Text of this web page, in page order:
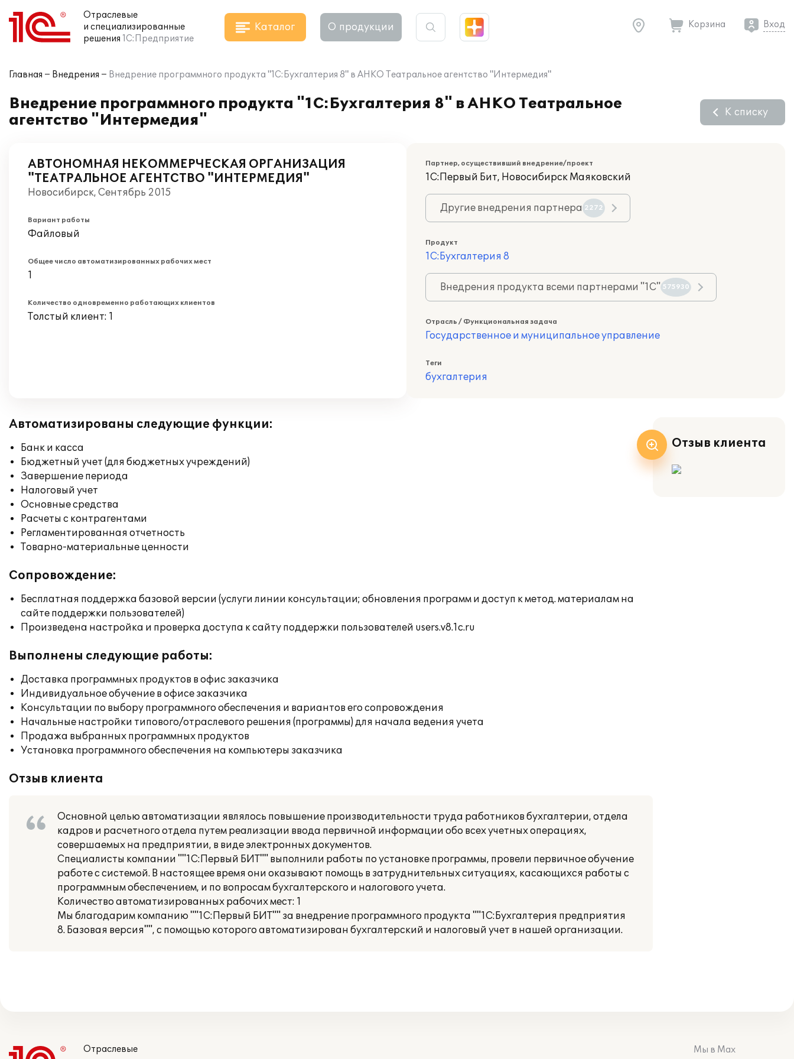
Отраслевые
и специализированные
решения 1С:Предприятие
Каталог О продукции Корзина Вход
Главная Внедрения Внедрение программного продукта "1С:Бухгалтерия 8" в АНКО Театральное агентство "Интермедия"
Внедрение программного продукта "1С:Бухгалтерия 8" в АНКО Театральное
агентство "Интермедия"
К списку
АВТОНОМНАЯ НЕКОММЕРЧЕСКАЯ ОРГАНИЗАЦИЯ
"ТЕАТРАЛЬНОЕ АГЕНТСТВО "ИНТЕРМЕДИЯ"
Новосибирск, Сентябрь 2015
Вариант работы
Файловый
Общее число автоматизированных рабочих мест
1
Количество одновременно работающих клиентов
Толстый клиент: 1
Партнер, осуществивший внедрение/проект
1С:Первый Бит, Новосибирск Маяковский
Другие внедрения партнера 2272
Продукт
1С:Бухгалтерия 8
Внедрения продукта всеми партнерами "1С" 575930
Отрасль / Функциональная задача
Государственное и муниципальное управление
Теги
бухгалтерия
Автоматизированы следующие функции:
Банк и касса
Бюджетный учет (для бюджетных учреждений)
Завершение периода
Налоговый учет
Основные средства
Расчеты с контрагентами
Регламентированная отчетность
Товарно-материальные ценности
Сопровождение:
Бесплатная поддержка базовой версии (услуги линии консультации; обновления программ и доступ к метод. материалам на
сайте поддержки пользователей)
Произведена настройка и проверка доступа к сайту поддержки пользователей users.v8.1c.ru
Выполнены следующие работы:
Доставка программных продуктов в офис заказчика
Индивидуальное обучение в офисе заказчика
Консультации по выбору программного обеспечения и вариантов его сопровождения
Начальные настройки типового/отраслевого решения (программы) для начала ведения учета
Продажа выбранных программных продуктов
Установка программного обеспечения на компьютеры заказчика
Отзыв клиента
Основной целью автоматизации являлось повышение производительности труда работников бухгалтерии, отдела
кадров и расчетного отдела путем реализации ввода первичной информации обо всех учетных операциях,
совершаемых на предприятии, в виде электронных документов.
Специалисты компании ""1С:Первый БИТ"" выполнили работы по установке программы, провели первичное обучение
работе с системой. В настоящее время они оказывают помощь в затруднительных ситуациях, касающихся работы с
программным обеспечением, и по вопросам бухгалтерского и налогового учета.
Количество автоматизированных рабочих мест: 1
Мы благодарим компанию ""1С:Первый БИТ"" за внедрение программного продукта ""1С:Бухгалтерия предприятия
8. Базовая версия"", с помощью которого автоматизирован бухгалтерский и налоговый учет в нашей организации.
Отзыв клиента
Отраслевые
Мы в Max